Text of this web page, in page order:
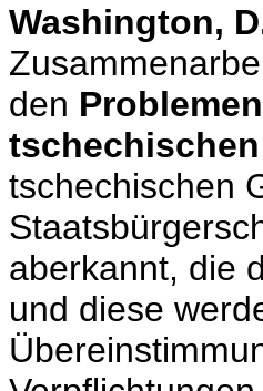
Washington,
den
tschechischen
aberkannt, die
und diese